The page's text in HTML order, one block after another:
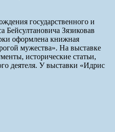
государственного и
Бейсултановича Зязиковав
оформлена книжная
мужества». На выставке
исторические статьи,
деятеля. У выставки «Идрис